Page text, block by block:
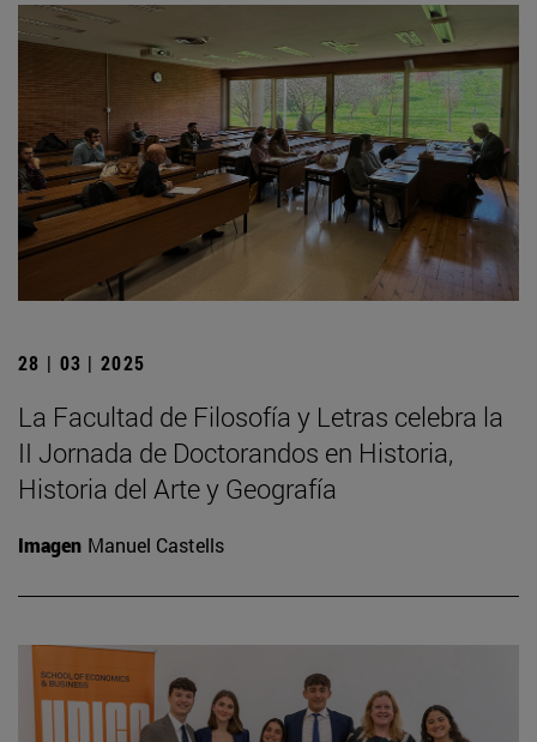
28 | 03 | 2025
La Facultad de Filosofía y Letras celebra la
II Jornada de Doctorandos en Historia,
Historia del Arte y Geografía
Imagen Manuel Castells